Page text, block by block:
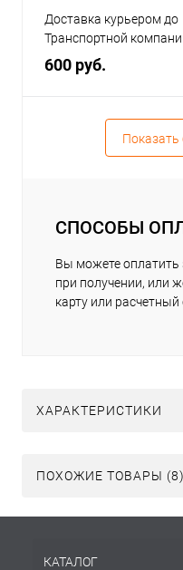
Доставка курьером до
Транспортной
600 руб.
Показать
СПОСОБЫ
Вы можете оплатить
при получении, или
карту или расчетный
ХАРАКТЕРИСТИКИ
ПОХОЖИЕ ТОВАРЫ (8)
КАТАЛОГ